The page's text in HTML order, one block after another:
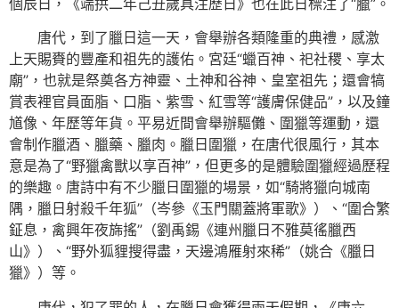
唐代，到了臘日這一天，會舉辦各類隆重的典禮，感激
上天賜賚的豐產和祖先的護佑。宮廷“蠟百神、祀社稷、享太
廟”，也就是祭奠各方神靈、土神和谷神、皇室祖先；還會犒
賞表裡官員面脂、口脂、紫雪、紅雪等“護膚保健品”，以及鐘
馗像、年歷等年貨。平易近間會舉辦驅儺、圍獵等運動，還
會制作臘酒、臘藥、臘肉。臘日圍獵，在唐代很風行，其本
意是為了“野獵禽獸以享百神”，但更多的是體驗圍獵經過歷程
的樂趣。唐詩中有不少臘日圍獵的場景，如“騎將獵向城南
隅，臘日射殺千年狐”（岑參《玉門關蓋將軍歌》）、“圍合繁
鉦息，禽興年夜旆搖”（劉禹錫《連州臘日不雅莫徭臘西
山》）、“野外狐貍搜得盡，天邊鴻雁射來稀”（姚合《臘日
獵》）等。